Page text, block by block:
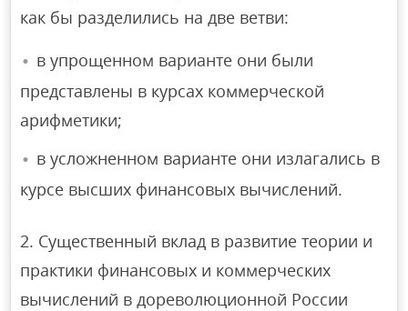
как бы разделились на две ветви:
в упрощенном варианте они были
представлены в курсах коммерческой
арифметики;
в усложненном варианте они излагались в
курсе высших финансовых вычислений.
2. Существенный вклад в развитие теории и
практики финансовых и коммерческих
вычислений в дореволюционной России